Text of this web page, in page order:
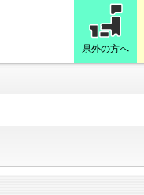
県外の方へ